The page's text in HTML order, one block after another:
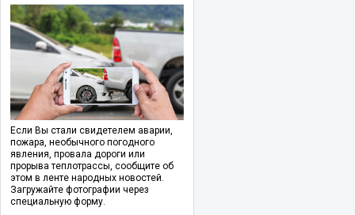
Если Вы стали свидетелем аварии,
пожара, необычного погодного
явления, провала дороги или
прорыва теплотрассы, сообщите об
этом в ленте народных новостей.
Загружайте фотографии через
специальную форму.